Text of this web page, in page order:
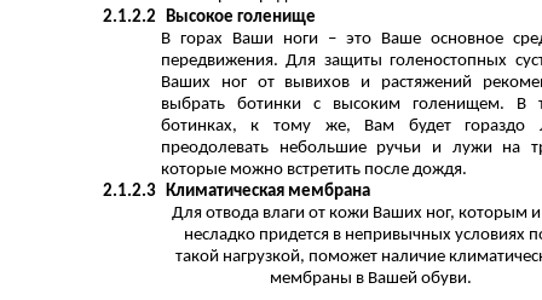
2.1.2.2 Высокое голенище
В горах Ваши ноги – это Ваше основное
передвижения. Для защиты голеностопных
Ваших ног от вывихов и растяжений
выбрать ботинки с высоким голенищем. В
ботинках, к тому же, Вам будет гораздо
преодолевать небольшие ручьи и лужи на
которые можно встретить после дождя.
2.1.2.3 Климатическая мембрана
Для отвода влаги от кожи Ваших ног, которым и
несладко придется в непривычных условиях
такой нагрузкой, поможет наличие
мембраны в Вашей обуви.